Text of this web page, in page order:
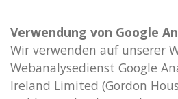
Verwendung von Google
Wir verwenden auf unserer
Webanalysedienst Google
Ireland Limited (Gordon